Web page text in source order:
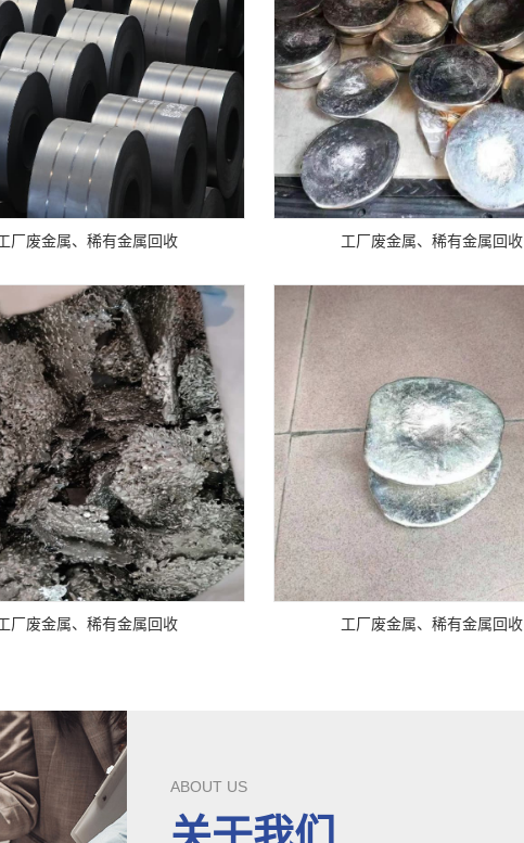
厂废金属、稀有金属回收 工厂废金属、稀有金属回收
厂废金属、稀有金属回收 工厂废金属、稀有金属回收
ABOUT US